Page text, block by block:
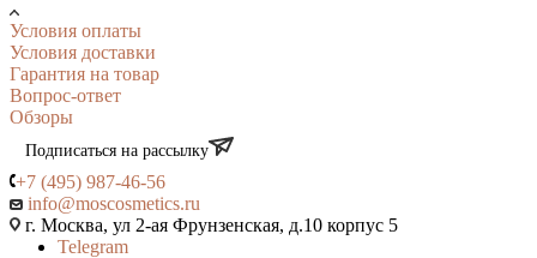
Условия оплаты
Условия доставки
Гарантия на товар
Вопрос-ответ
Обзоры
Подписаться на рассылку
+7 (495) 987-46-56
info@moscosmetics.ru
г. Москва, ул 2-ая Фрунзенская, д.10 корпус 5
Telegram